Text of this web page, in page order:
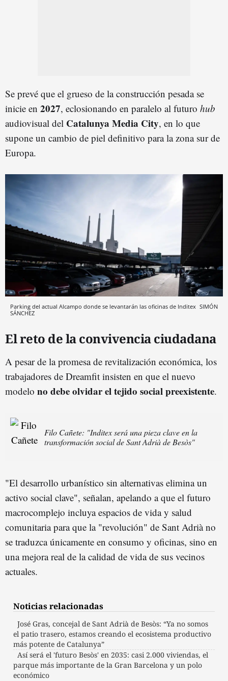
Se prevé que el grueso de la construcción pesada se
inicie en 2027, eclosionando en paralelo al futuro hub
audiovisual del Catalunya Media City, en lo que
supone un cambio de piel definitivo para la zona sur de
Europa.
Parking del actual Alcampo donde se levantarán las oficinas de Inditex SIMÓN
SÁNCHEZ
El reto de la convivencia ciudadana
A pesar de la promesa de revitalización económica, los
trabajadores de Dreamfit insisten en que el nuevo
modelo no debe olvidar el tejido social preexistente.
Filo Cañete: "Inditex será una pieza clave en la
transformación social de Sant Adrià de Besòs"
"El desarrollo urbanístico sin alternativas elimina un
activo social clave", señalan, apelando a que el futuro
macrocomplejo incluya espacios de vida y salud
comunitaria para que la "revolución" de Sant Adrià no
se traduzca únicamente en consumo y oficinas, sino en
una mejora real de la calidad de vida de sus vecinos
actuales.
Noticias relacionadas
José Gras, concejal de Sant Adrià de Besòs: “Ya no somos
el patio trasero, estamos creando el ecosistema productivo
más potente de Catalunya”
Así será el 'futuro Besòs' en 2035: casi 2.000 viviendas, el
parque más importante de la Gran Barcelona y un polo
económico